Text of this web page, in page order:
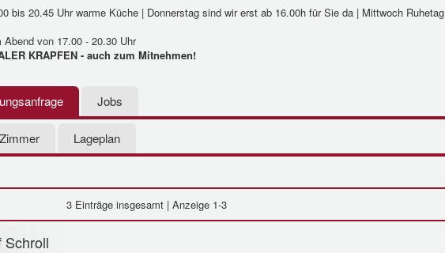
bis 20.45 Uhr warme Küche | Donnerstag sind wir erst ab 16.00h für Sie da | Mittwoch Ruhetag
von 17.00 - 20.30 Uhr
KRAPFEN - auch zum Mitnehmen!
Jobs
Lageplan
3 Einträgeinsgesamt | Anzeige 1-3
Schroll